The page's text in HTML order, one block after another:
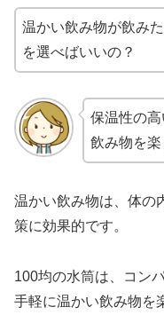
温かい飲み物が飲み
を選べばいいの？
保温性の
飲み物を楽
温かい飲み物は、体の
策に効果的です。
100均の水筒は、コン
手軽に温かい飲み物を